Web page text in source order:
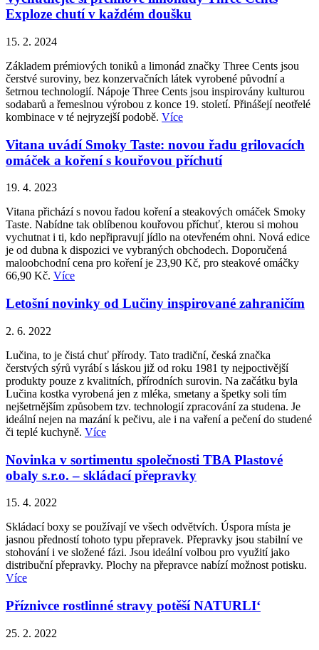
Exploze chutí v každém doušku
15. 2. 2024
Základem prémiových toniků a limonád značky Three Cents jsou
čerstvé suroviny, bez konzervačních látek vyrobené původní a
šetrnou technologií. Nápoje Three Cents jsou inspirovány kulturou
sodabarů a řemeslnou výrobou z konce 19. století. Přinášejí neotřelé
kombinace v té nejryzejší podobě. Více
Vitana uvádí Smoky Taste: novou řadu grilovacích
omáček a koření s kouřovou příchutí
19. 4. 2023
Vitana přichází s novou řadou koření a steakových omáček Smoky
Taste. Nabídne tak oblíbenou kouřovou příchuť, kterou si mohou
vychutnat i ti, kdo nepřipravují jídlo na otevřeném ohni. Nová edice
je od dubna k dispozici ve vybraných obchodech. Doporučená
maloobchodní cena pro koření je 23,90 Kč, pro steakové omáčky
66,90 Kč. Více
Letošní novinky od Lučiny inspirované zahraničím
2. 6. 2022
Lučina, to je čistá chuť přírody. Tato tradiční, česká značka
čerstvých sýrů vyrábí s láskou již od roku 1981 ty nejpoctivější
produkty pouze z kvalitních, přírodních surovin. Na začátku byla
Lučina kostka vyrobená jen z mléka, smetany a špetky soli tím
nejšetrnějším způsobem tzv. technologií zpracování za studena. Je
ideální nejen na mazání k pečivu, ale i na vaření a pečení do studené
či teplé kuchyně. Více
Novinka v sortimentu společnosti TBA Plastové
obaly s.r.o. – skládací přepravky
15. 4. 2022
Skládací boxy se používají ve všech odvětvích. Úspora místa je
jasnou předností tohoto typu přepravek. Přepravky jsou stabilní ve
stohování i ve složené fázi. Jsou ideální volbou pro využití jako
distribuční přepravky. Plochy na přepravce nabízí možnost potisku.
Více
Příznivce rostlinné stravy potěší NATURLI‘
25. 2. 2022